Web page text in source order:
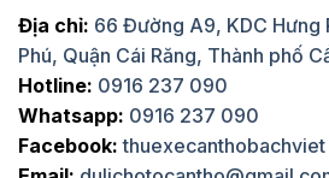
Địa chỉ: 66 Đường A9, KDC Hưng
Phú, Quận Cái Răng, Thành phố
Hotline: 0916 237 090
Whatsapp: 0916 237 090
Facebook: thuexecanthobachviet